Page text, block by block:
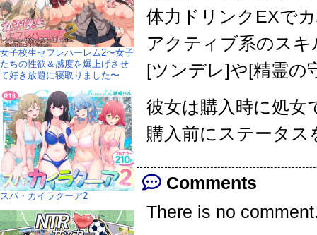
体力ドリンクEXで
アクティブ系のス
[ツンデレ]や[精霊の
彼女は購入時に処女
購入前にステータス
Comments
There is no
女子校生セフレハーレム2〜女子
たちの性欲＆感度を爆上げさせ
て好き放題に寝取りました〜
スパ・カイラクーア2